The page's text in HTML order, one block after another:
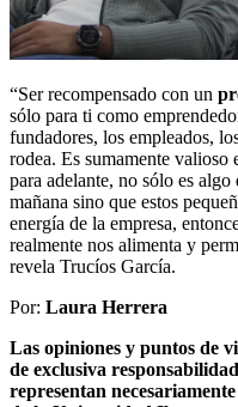
“Ser recompensado con un
sólo para ti como
fundadores, los empleados,
rodea. Es sumamente valioso
para adelante, no sólo es
mañana sino que estos
energía de la empresa,
realmente nos alimenta y
revela Trucíos García.
Por: Laura Herrera
Las opiniones y puntos de
de exclusiva
representan